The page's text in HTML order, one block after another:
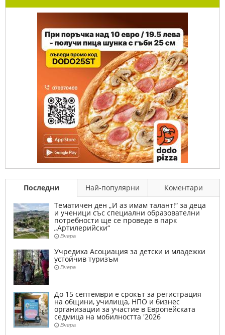
Последни Най-популярни
Коментари
Тематичен ден „И аз имам талант!“ за деца
и ученици със специални образователни
потребности ще се проведе в парк
„Артилерийски“
Вчера
Учредиха Асоциация за детски и младежки
устойчив туризъм
Вчера
До 15 септември е срокът за регистрация
на общини, училища, НПО и бизнес
организации за участие в Европейската
седмица на мобилността '2026
Вчера